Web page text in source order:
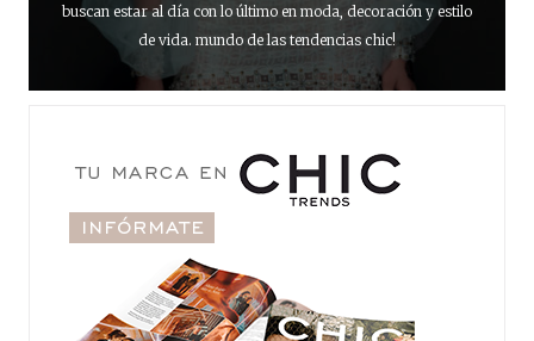
buscan estar al día con lo último en moda, decoración y estilo
de vida. mundo de las tendencias chic!